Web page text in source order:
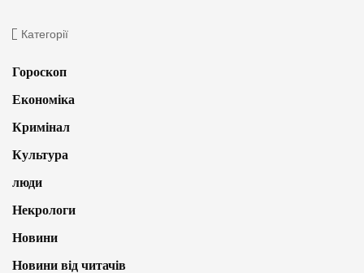
Категорії
Гороскоп
Економіка
Кримінал
Культура
люди
Некрологи
Новини
Новини від читачів